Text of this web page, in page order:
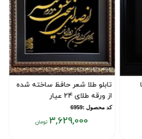
تابلو طلا شعر حافظ ساخته شده
از ورقه طلای 24 عیار
کد محصول :6959
3,629,000
تابلو